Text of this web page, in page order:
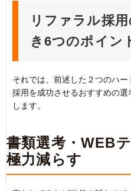
リファラル採
き6つのポイン
それでは、前述した２つのハ
採用を成功させるおすすめの
します。
書類選考・WEB
極力減らす